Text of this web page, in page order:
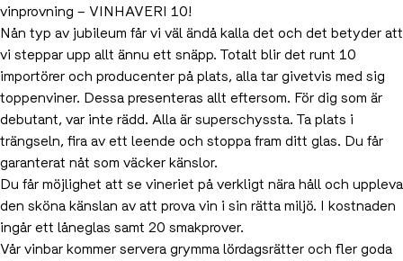
vinprovning – VINHAVERI 10!
Nån typ av jubileum får vi väl ändå kalla det och det betyder att
vi steppar upp allt ännu ett snäpp. Totalt blir det runt 10
importörer och producenter på plats, alla tar givetvis med sig
toppenviner. Dessa presenteras allt eftersom. För dig som är
debutant, var inte rädd. Alla är superschyssta. Ta plats i
trängseln, fira av ett leende och stoppa fram ditt glas. Du får
garanterat nåt som väcker känslor.
Du får möjlighet att se vineriet på verkligt nära håll och uppleva
den sköna känslan av att prova vin i sin rätta miljö. I kostnaden
ingår ett låneglas samt 20 smakprover.
Vår vinbar kommer servera grymma lördagsrätter och fler goda